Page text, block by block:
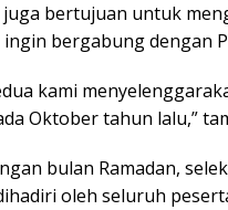
bertujuan untuk
bergabung dengan
kami
Oktober tahun lalu,”
bulan Ramadan,
oleh seluruh